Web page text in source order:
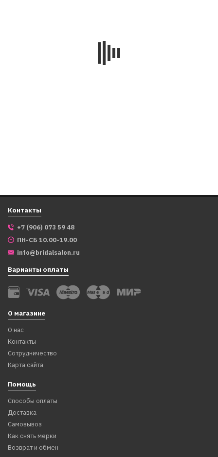
Контакты
+7 (906) 073 59 48
ПН-СБ 10.00-19.00
info@bridalsalon.ru
Варианты оплаты
О магазине
О нас
Контакты
Сотрудничество
Карта сайта
Помощь
Способы оплаты
Доставка
Самовывоз
Как снять мерки
Возврат и обмен